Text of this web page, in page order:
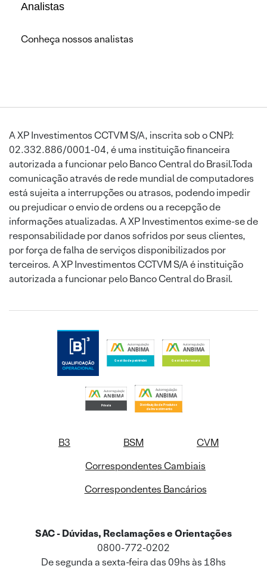
Analistas
Conheça nossos analistas
A XP Investimentos CCTVM S/A, inscrita sob o CNPJ:
02.332.886/0001-04, é uma instituição financeira
autorizada a funcionar pelo Banco Central do Brasil.Toda
comunicação através de rede mundial de computadores
está sujeita a interrupções ou atrasos, podendo impedir
ou prejudicar o envio de ordens ou a recepção de
informações atualizadas. A XP Investimentos exime-se de
responsabilidade por danos sofridos por seus clientes,
por força de falha de serviços disponibilizados por
terceiros. A XP Investimentos CCTVM S/A é instituição
autorizada a funcionar pelo Banco Central do Brasil.
B3 BSM
CVM
Correspondentes Cambiais
Correspondentes Bancários
SAC - Dúvidas, Reclamações e Orientações
0800-772-0202
De segunda a sexta-feira das 09hs às 18hs